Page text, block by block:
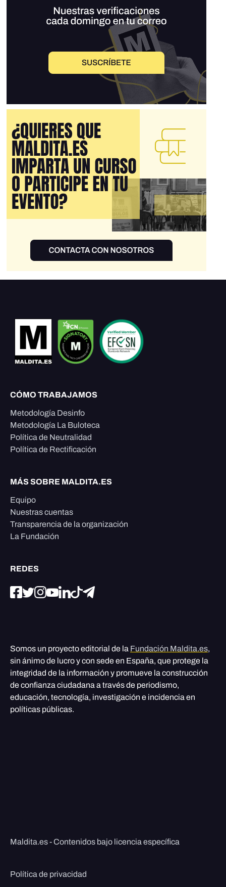
CÓMO TRABAJAMOS
Metodología Desinfo
Metodología La Buloteca
Política de Neutralidad
Política de Rectificación
MÁS SOBRE MALDITA.ES
Equipo
Nuestras cuentas
Transparencia de la organización
La Fundación
REDES
Somos un proyecto editorial de la Fundación Maldita.es,
sin ánimo de lucro y con sede en España, que protege la
integridad de la información y promueve la construcción
de confianza ciudadana a través de periodismo,
educación, tecnología, investigación e incidencia en
políticas públicas.
Maldita.es - Contenidos bajo licencia específica
Política de privacidad